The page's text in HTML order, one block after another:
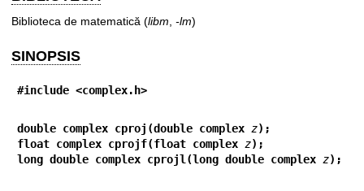
Biblioteca de matematică (libm -lm)
SINOPSIS
#include <complex.h>
double complex cproj(double complex z);
float complex cprojf(float complex z);
long double complex cprojl(long double complex z);